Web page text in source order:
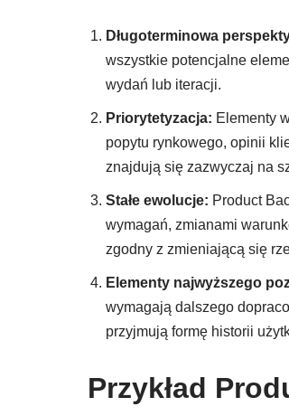
Długoterminowa
wszystkie potencjalne
wydań lub iteracji.
Priorytetyzacja: Elementy
popytu rynkowego, opinii
znajdują się zazwyczaj na
Stałe ewolucje: Product
wymagań, zmianami
zgodny z zmieniającą się
Elementy najwyższego
wymagają dalszego
przyjmują formę historii
Przykład